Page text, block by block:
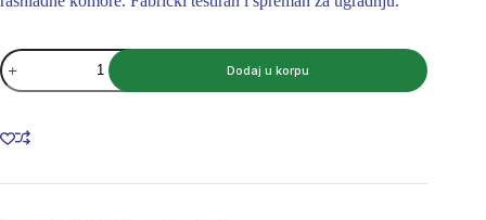
LUNITE
KOMPRESOR
AJ
FZ
količina
Dodaj u korpu